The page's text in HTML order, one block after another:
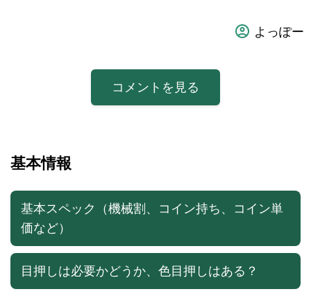
よっぽー
コメントを見る
基本情報
基本スペック（機械割、コイン持ち、コイン単
価など）
目押しは必要かどうか、色目押しはある？